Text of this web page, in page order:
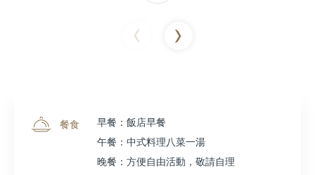
餐食
早餐：飯店早餐
午餐：中式料理八菜一湯
晚餐：方便自由活動，敬請自理